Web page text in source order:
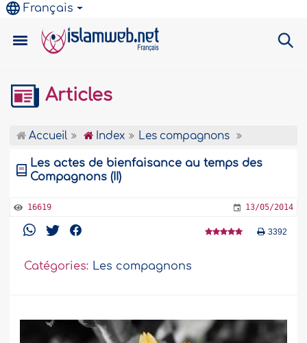
Français
Articles
Accueil Index Les compagnons
Les actes de bienfaisance au temps des
Compagnons (II)
16619 13/05/2014
3392
Catégories: Les compagnons